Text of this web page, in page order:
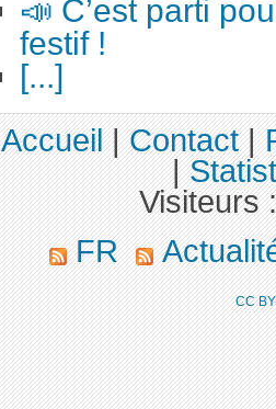
📣 C’est parti
festif !
[...]
Accueil|Contact|
|
Visiteurs
FR
CC